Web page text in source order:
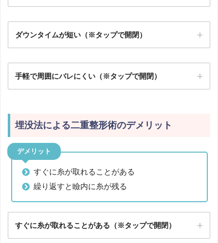
ダウンタイムが短い（※タップで開閉）
手軽で周囲にバレにくい（※タップで開閉）
埋没法による二重整形術のデメリット
デメリット
すぐに糸が取れることがある
繰り返すと瞼内に糸が残る
すぐに糸が取れることがある（※タップで開閉）